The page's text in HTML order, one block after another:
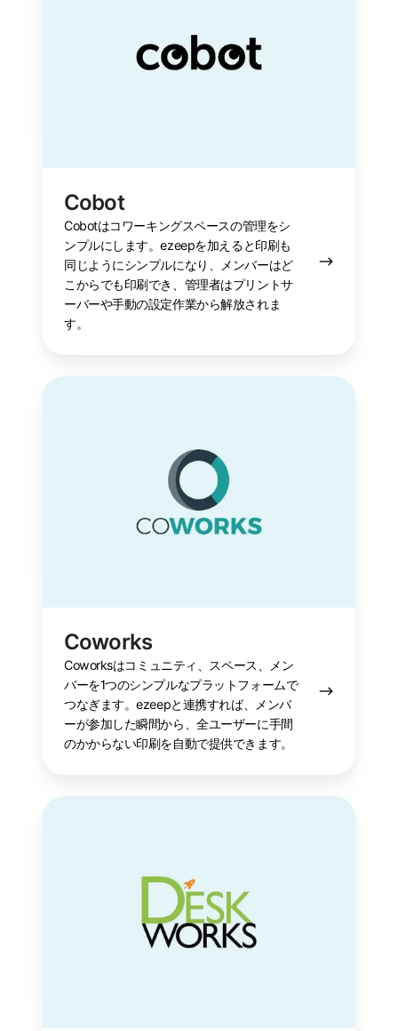
Cobot
Cobotはコワーキングスペースの管理をシ
ンプルにします。ezeepを加えると印刷も
同じようにシンプルになり、メンバーはど
こからでも印刷でき、管理者はプリントサ
ーバーや手動の設定作業から解放されま
す。
Coworks
Coworksはコミュニティ、スペース、メン
バーを1つのシンプルなプラットフォームで
つなぎます。ezeepと連携すれば、メンバ
ーが参加した瞬間から、全ユーザーに手間
のかからない印刷を自動で提供できます。
Coworks
Deskworks